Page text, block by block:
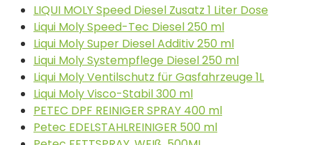
LIQUI MOLY Speed Diesel Zusatz 1 Liter Dose
Liqui Moly Speed-Tec Diesel 250 ml
Liqui Moly Super Diesel Additiv 250 ml
Liqui Moly Systempflege Diesel 250 ml
Liqui Moly Ventilschutz für Gasfahrzeuge 1L
Liqui Moly Visco-Stabil 300 ml
PETEC DPF REINIGER SPRAY 400 ml
Petec EDELSTAHLREINIGER 500 ml